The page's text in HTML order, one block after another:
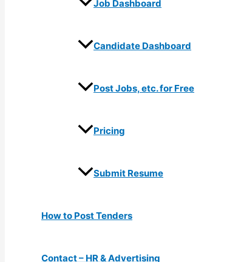
Job Dashboard
Candidate Dashboard
Post Jobs, etc. for Free
Pricing
Submit Resume
How to Post Tenders
Contact – HR & Advertising